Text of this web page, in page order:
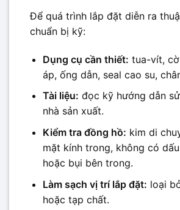
Để quá trình lắp đặt diễn ra
chuẩn bị kỹ:
Dụng cụ cần thiết: tua-vít,
áp, ống dẫn, seal cao su,
Tài liệu: đọc kỹ hướng dẫn
nhà sản xuất.
Kiểm tra đồng hồ: kim di
mặt kính trong, không có
hoặc bụi bên trong.
Làm sạch vị trí lắp đặt: loại
hoặc tạp chất.